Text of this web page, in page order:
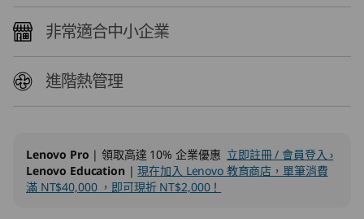
y
P
C
非常適合中小企業
進階熱管理
Lenovo Pro | 領取高達 10% 企業優惠 立即註冊 / 會員登入 ›
Lenovo Education |現在加入 Lenovo 教育商店，單筆消費
滿 NT$40,000 ，即可現折 NT$2,000！